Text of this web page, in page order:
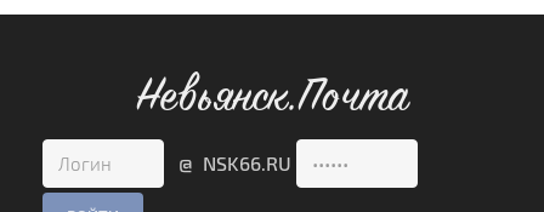
Невьянск.Почта
@ NSK66.RU